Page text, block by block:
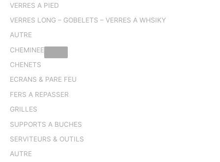
VERRES A PIED
VERRES LONG – GOBELETS – VERRES A WHSIKY
AUTRE
CHEMINEE
CHENETS
ECRANS & PARE FEU
FERS A REPASSER
GRILLES
SUPPORTS A BUCHES
SERVITEURS & OUTILS
AUTRE